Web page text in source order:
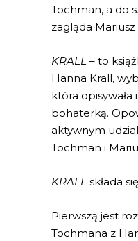
Tochman, a do
zagląda Mariusz
KRALL – to
Hanna Krall,
która opisywała
bohaterką.
aktywnym
Tochman i
KRALL składa
Pierwszą jest
Tochmana z